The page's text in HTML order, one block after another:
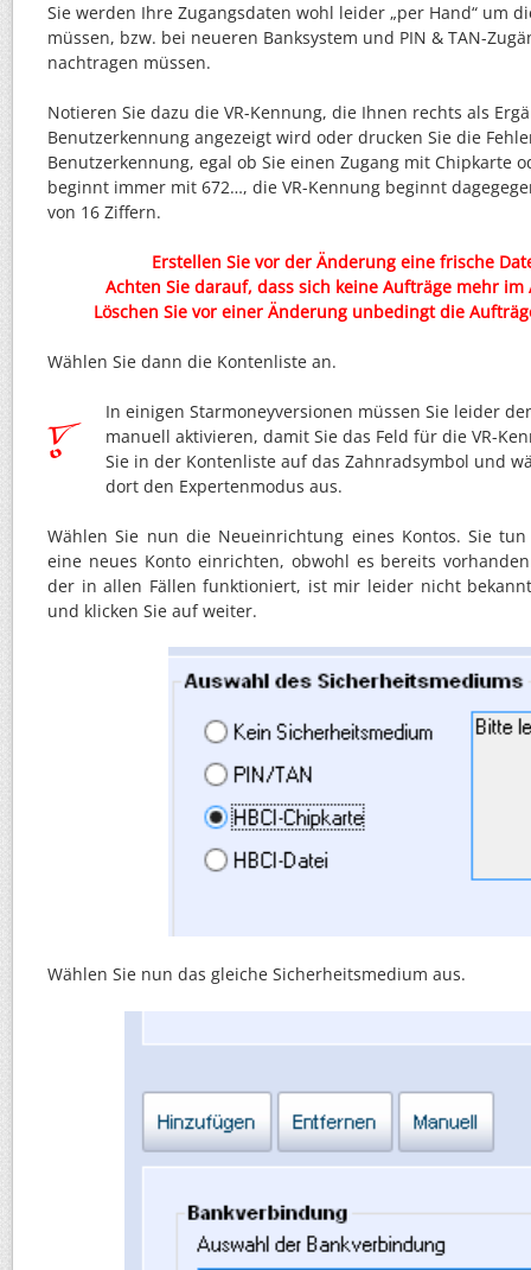
Sie werden Ihre Zugangsdaten wohl leider „per Hand“ um
müssen, bzw. bei neueren Banksystem und PIN & TAN-
nachtragen müssen.
Notieren Sie dazu die VR-Kennung, die Ihnen rechts als
Benutzerkennung angezeigt wird oder drucken Sie die
Benutzerkennung, egal ob Sie einen Zugang mit Chipkarte
beginnt immer mit 672…, die VR-Kennung beginnt
von 16 Ziffern.
Erstellen Sie vor der Änderung eine frische
Achten Sie darauf, dass sich keine Aufträge mehr im
Löschen Sie vor einer Änderung unbedingt die
Wählen Sie dann die Kontenliste an.
In einigen Starmoneyversionen müssen Sie leider
manuell aktivieren, damit Sie das Feld für die VR-
Sie in der Kontenliste auf das Zahnradsymbol und
dort den Expertenmodus aus.
Wählen Sie nun die Neueinrichtung eines Kontos. Sie
eine neues Konto einrichten, obwohl es bereits
der in allen Fällen funktioniert, ist mir leider nicht
und klicken Sie auf weiter.
Wählen Sie nun das gleiche Sicherheitsmedium aus.